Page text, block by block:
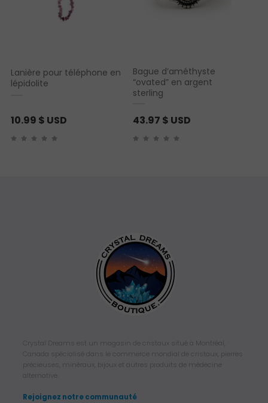
Lanière pour téléphone en
lépidolite
10.99 $ USD
Bague d’améthyste
“ovated” en argent
sterling
43.97 $ USD
Crystal Dreams est un magasin de cristaux situé à Montréal,
Canada spécialisé dans le commerce mondial de cristaux, pierres
précieuses, minéraux, bijoux et autres produits de médecine
alternative.
Rejoignez notre communauté